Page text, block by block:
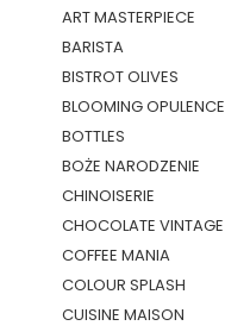
ART MASTERPIECE
BARISTA
BISTROT OLIVES
BLOOMING OPULENCE
BOTTLES
BOŻE NARODZENIE
CHINOISERIE
CHOCOLATE VINTAGE
COFFEE MANIA
COLOUR SPLASH
CUISINE MAISON